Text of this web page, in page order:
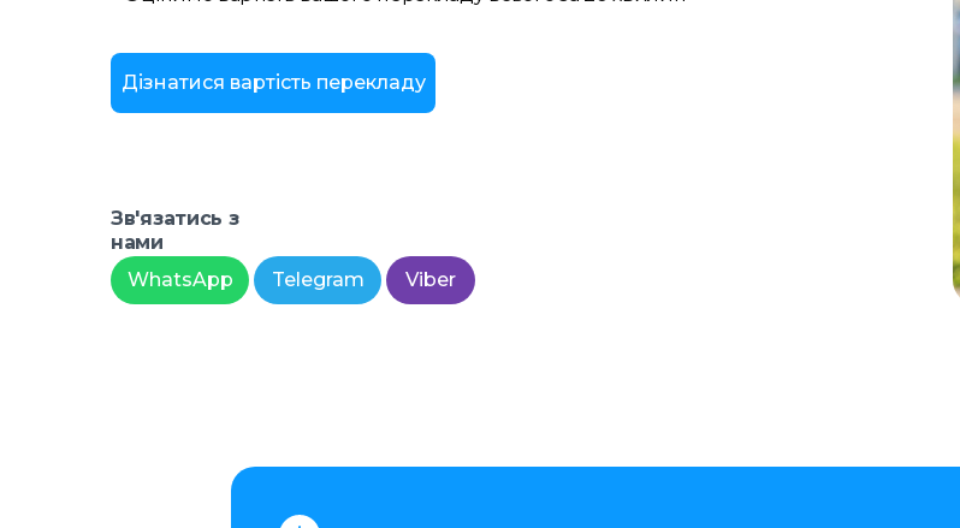
WhatsApp Telegram Viber
Зв'язатись з
нами
Дізнатися вартість перекладу